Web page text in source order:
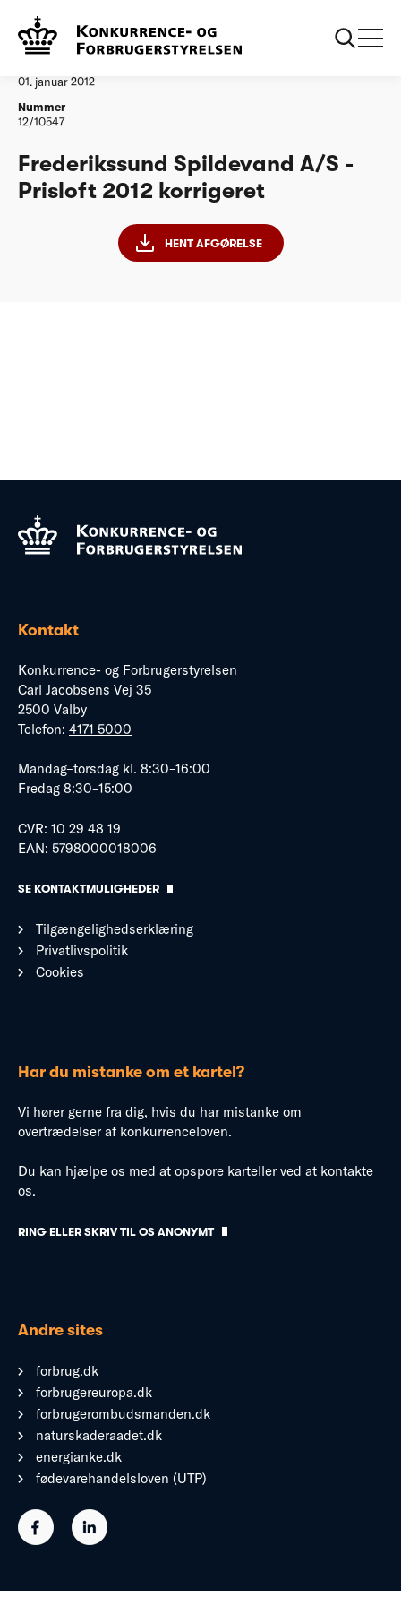
Vandtilsyn
01. januar 2012
Nummer
12/10547
Frederikssund Spildevand A/S -
Prisloft 2012 korrigeret
HENT AFGØRELSE
Kontakt
Konkurrence- og Forbrugerstyrelsen
Carl Jacobsens Vej 35
2500 Valby
Telefon: 4171 5000
Mandag–torsdag kl. 8:30–16:00
Fredag 8:30–15:00
CVR: 10 29 48 19
EAN: 5798000018006
SE KONTAKTMULIGHEDER
Tilgængelighedserklæring
Privatlivspolitik
Cookies
Har du mistanke om et kartel?
Vi hører gerne fra dig, hvis du har mistanke om
overtrædelser af konkurrenceloven.
Du kan hjælpe os med at opspore karteller ved at kontakte
os.
RING ELLER SKRIV TIL OS ANONYMT
Andre sites
forbrug.dk
forbrugereuropa.dk
forbrugerombudsmanden.dk
naturskaderaadet.dk
energianke.dk
fødevarehandelsloven (UTP)